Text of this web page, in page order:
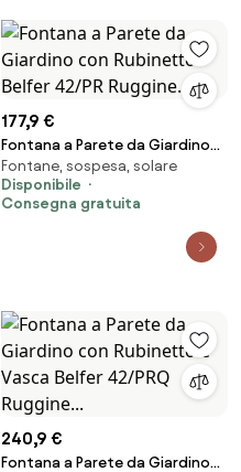
177,9 €
Fontana a Parete da Giardino
con Rubinetto Belfer 42/PR
Ruggine...
Fontane, sospesa, solare
Disponibile
Consegna gratuita
240,9 €
Fontana a Parete da Giardino